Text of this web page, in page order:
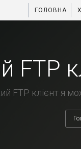
ГОЛОВНА
FTP
FTP клієнт я